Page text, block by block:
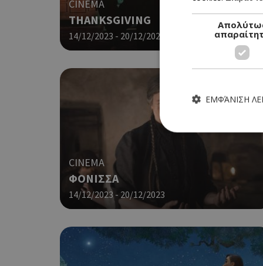
CINEMA
THANKSGIVING
14/12/2023 - 20/12/2023
CINEMA
ΦΟΝΙΣΣΑ
14/12/2023 - 20/12/2023
ΕΜΦΆΝΙΣΗ
Τα απολύτως
ιστότοπος δεν μπορεί
Ονοματεπώνυμο